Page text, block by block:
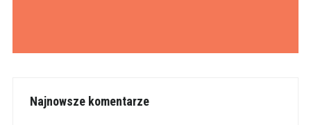
Najnowsze komentarze